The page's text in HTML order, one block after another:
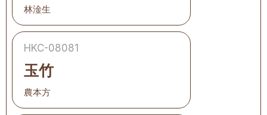
林淦生
HKC-08081
玉竹
農本方